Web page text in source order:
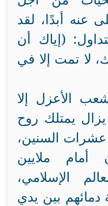
عنه أبدًا، لقد
(إياك أن
لا تمت إلا في
الأعزل إلا
يزال يمتلك روح
عشرات السنين،
أمام ملايين
الإسلامي،
دمائهم بين يدي